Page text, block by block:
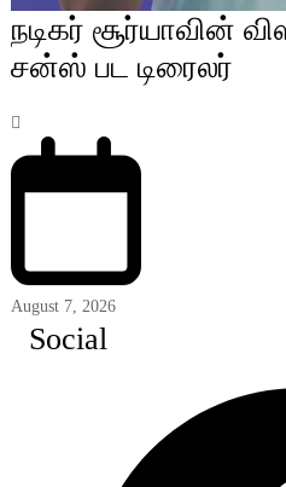
நடிகர் சூர்யாவின்
சன்ஸ் பட டிரைலர்
August 7, 2026
Social